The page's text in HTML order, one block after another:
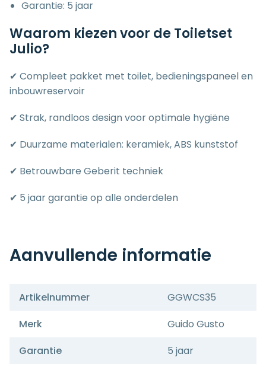
Garantie: 5 jaar
Waarom kiezen voor de Toiletset
Julio?
✔ Compleet pakket met toilet, bedieningspaneel en
inbouwreservoir
✔ Strak, randloos design voor optimale hygiëne
✔ Duurzame materialen: keramiek, ABS kunststof
✔ Betrouwbare Geberit techniek
✔ 5 jaar garantie op alle onderdelen
Aanvullende informatie
Artikelnummer
GGWCS35
Merk
Guido Gusto
Garantie
5 jaar